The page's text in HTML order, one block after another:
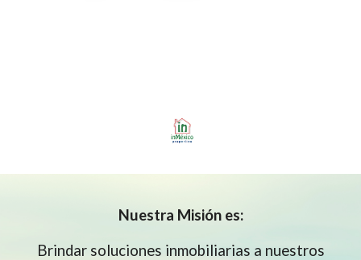
Nuestra Misión es:
Brindar soluciones inmobiliarias a nuestros